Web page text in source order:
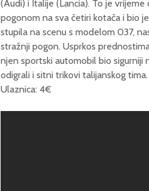
(Audi) i Italije (Lancia). To je
pogonom na sva četiri kotača i bio
stupila na scenu s modelom 037,
stražnji pogon. Usprkos
njen sportski automobil bio sigurniji
odigrali i sitni trikovi talijanskog tima.
Ulaznica: 4€